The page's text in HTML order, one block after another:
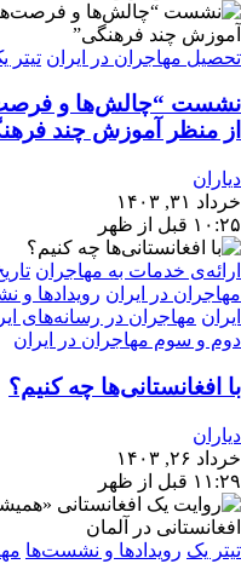
تحصیل مهاجران در ایران تیتر
نشست “چالش‌ها و
از منظر آموزش چند
دیاران
خرداد ۳۱, ۱۴۰۳
۱۰:۲۵ قبل از ظهر
ارائه‌ی خدمات به مهاجران
مهاجران در ایران رویدادها و
ایران مهاجران در رسانه‌های
دوم و سوم مهاجران در ایران
با افغانستانی‌ها چه کنیم؟
دیاران
خرداد ۲۶, ۱۴۰۳
۱۱:۲۹ قبل از ظهر
تیتر یک رویدادها و نشست‌ها